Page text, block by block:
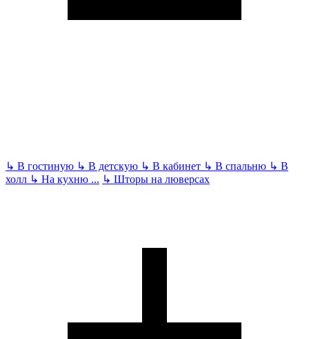
↳ В гостиную ↳ В детскую ↳ В кабинет ↳ В спальню ↳ В
холл ↳ На кухню ... ↳ Шторы на люверсах